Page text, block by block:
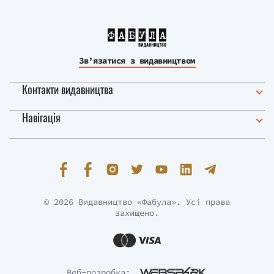
Зв’язатися з видавництвом
Контакти видавництва
Навігація
© 2026 Видавництво «Фабула». Усі права
захищено.